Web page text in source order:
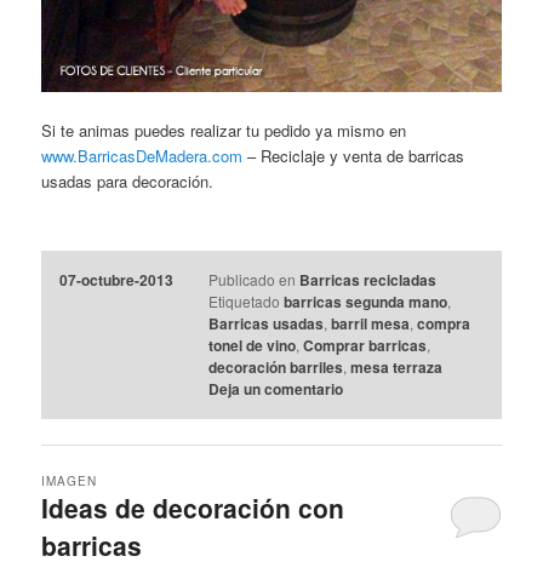
Si te animas puedes realizar tu pedido ya mismo en
www.BarricasDeMadera.com – Reciclaje y venta de barricas
usadas para decoración.
07-octubre-2013 Publicado en Barricas recicladas
Etiquetado barricas segunda mano,
Barricas usadas,barril mesa,compra
tonel de vino,Comprar barricas,
decoración barriles,mesa terraza
Deja un comentario
Ideas de decoración con
barricas
IMAGEN